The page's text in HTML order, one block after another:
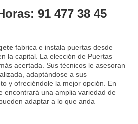
91 477 38 45
fabrica e instala puertas desde
la capital. La elección de Puertas
acertada. Sus técnicos le asesoran
adaptándose a sus
y ofreciéndole la mejor opción. En
encontrará una amplia variedad de
adaptar a lo que anda